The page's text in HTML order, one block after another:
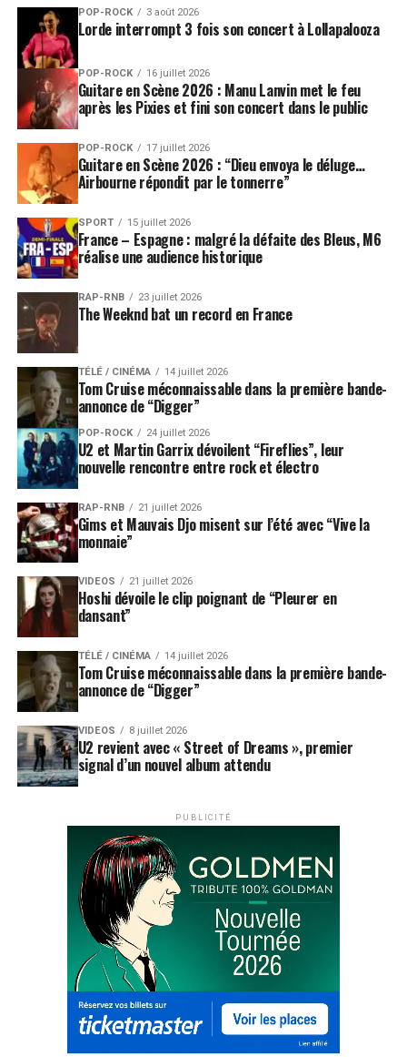
POP-ROCK 3 août 2026
Lorde interrompt 3 fois son concert à Lollapalooza
POP-ROCK 16 juillet 2026
Guitare en Scène 2026 : Manu Lanvin met le feu
après les Pixies et fini son concert dans le public
POP-ROCK 17 juillet 2026
Guitare en Scène 2026 : “Dieu envoya le déluge…
Airbourne répondit par le tonnerre”
SPORT 15 juillet 2026
France – Espagne : malgré la défaite des Bleus, M6
réalise une audience historique
RAP-RNB 23 juillet 2026
The Weeknd bat un record en France
TÉLÉ / CINÉMA 14 juillet 2026
Tom Cruise méconnaissable dans la première bande-
annonce de “Digger”
POP-ROCK 24 juillet 2026
U2 et Martin Garrix dévoilent “Fireflies”, leur
nouvelle rencontre entre rock et électro
RAP-RNB 21 juillet 2026
Gims et Mauvais Djo misent sur l’été avec “Vive la
monnaie”
VIDEOS 21 juillet 2026
Hoshi dévoile le clip poignant de “Pleurer en
dansant”
TÉLÉ / CINÉMA 14 juillet 2026
Tom Cruise méconnaissable dans la première bande-
annonce de “Digger”
VIDEOS 8 juillet 2026
U2 revient avec « Street of Dreams », premier
signal d’un nouvel album attendu
PUBLICITÉ